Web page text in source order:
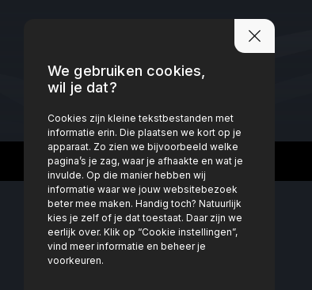
We gebruiken cookies,
wil je dat?
Cookies zijn kleine tekstbestanden met
informatie erin. Die plaatsen we kort op je
apparaat. Zo zien we bijvoorbeeld welke
pagina’s je zag, waar je afhaakte en wat je
invulde. Op die manier hebben wij
informatie waar we jouw websitebezoek
beter mee maken. Handig toch? Natuurlijk
kies je zelf of je dat toestaat. Daar zijn we
eerlijk over. Klik op “Cookie instellingen”,
vind meer informatie en beheer je
voorkeuren.